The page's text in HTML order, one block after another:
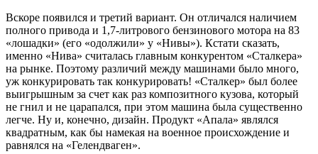
Вскоре появился и третий вариант. Он отличался наличием
полного привода и 1,7-литрового бензинового мотора на 83
«лошадки» (его «одолжили» у «Нивы»). Кстати сказать,
именно «Нива» считалась главным конкурентом «Сталкера»
на рынке. Поэтому различий между машинами было много,
уж конкурировать так конкурировать! «Сталкер» был более
выигрышным за счет как раз композитного кузова, который
не гнил и не царапался, при этом машина была существенно
легче. Ну и, конечно, дизайн. Продукт «Апала» являлся
квадратным, как бы намекая на военное происхождение и
равнялся на «Гелендваген».